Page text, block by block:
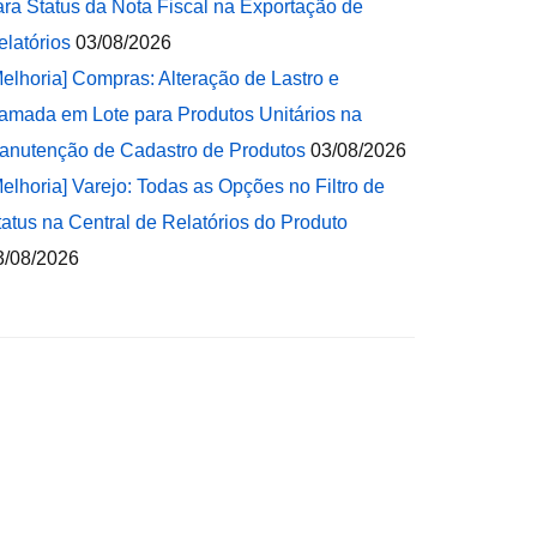
Status da Nota Fiscal na Exportação de
03/08/2026
Compras: Alteração de Lastro e
em Lote para Produtos Unitários na
de Cadastro de Produtos 03/08/2026
Varejo: Todas as Opções no Filtro de
na Central de Relatórios do Produto
08/2026